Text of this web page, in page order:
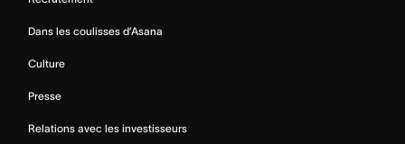
Dans les coulisses d’Asana
Culture
Presse
Relations avec les investisseurs